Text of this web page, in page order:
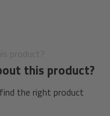
this product?
the right product